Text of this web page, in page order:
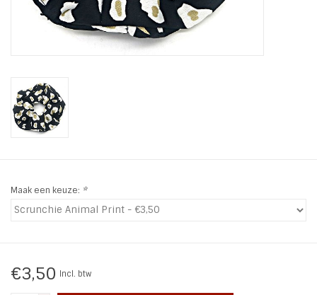
ON THE BEACH
Ohlala Jewels
LIFESTYLE PRODUCTEN
SALE
Maak een keuze: *
€3,50 Incl. btw